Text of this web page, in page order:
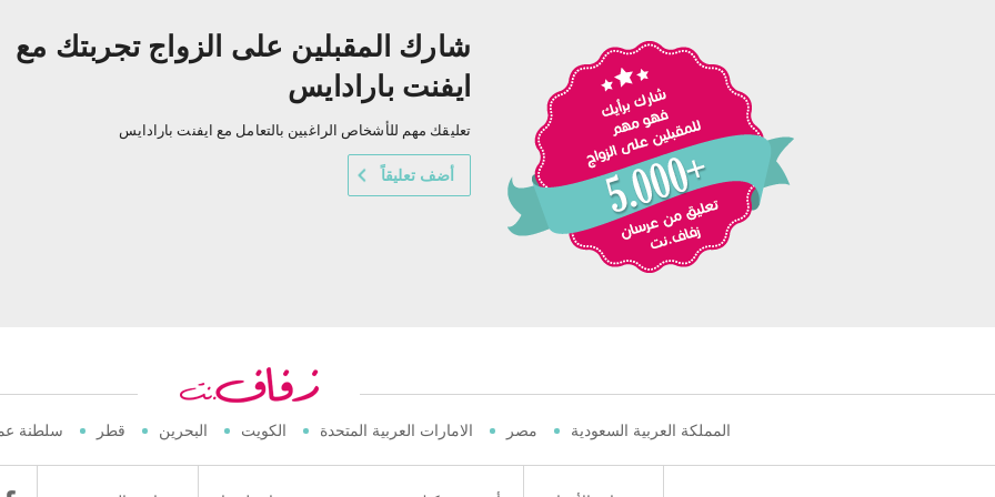
شارك المقبلين على الزواج تجربتك مع
ايفنت بارادايس
تعليقك مهم للأشخاص الراغبين بالتعامل مع ايفنت بارادايس
أضف تعليقاً
المملكة العربية السعودية مصر الامارات العربية المتحدة الكويت البحرين قطر سلطنة